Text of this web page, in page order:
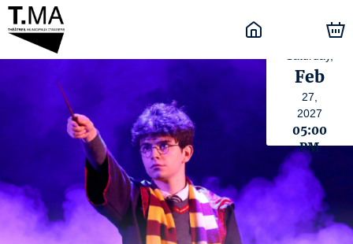
Feb
27,
2027
05:00
PM